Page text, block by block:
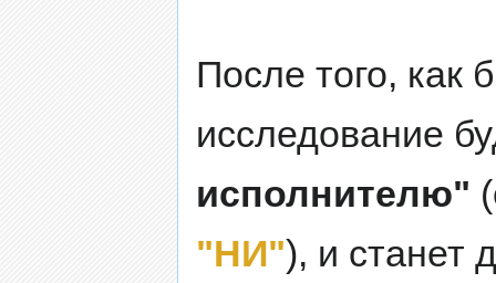
После того, как
исследование
исполнителю"
"НИ"), и станет